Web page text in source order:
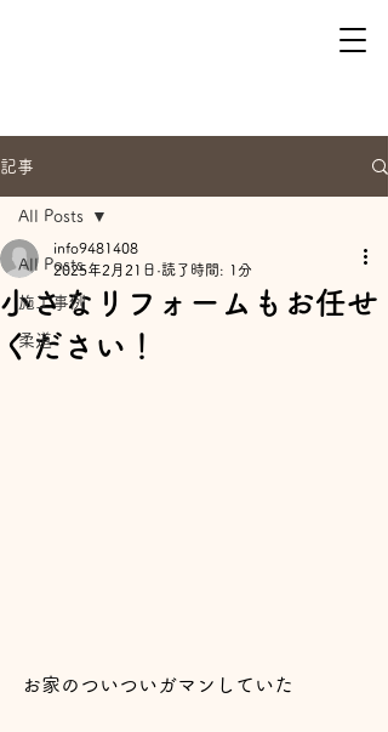
記事
All Posts
施工事例
柔道
All Posts
小さなリフォームもお任せ
ください！
info9481408
2025年2月21日 読了時間: 1分
お家のついついガマンしていた